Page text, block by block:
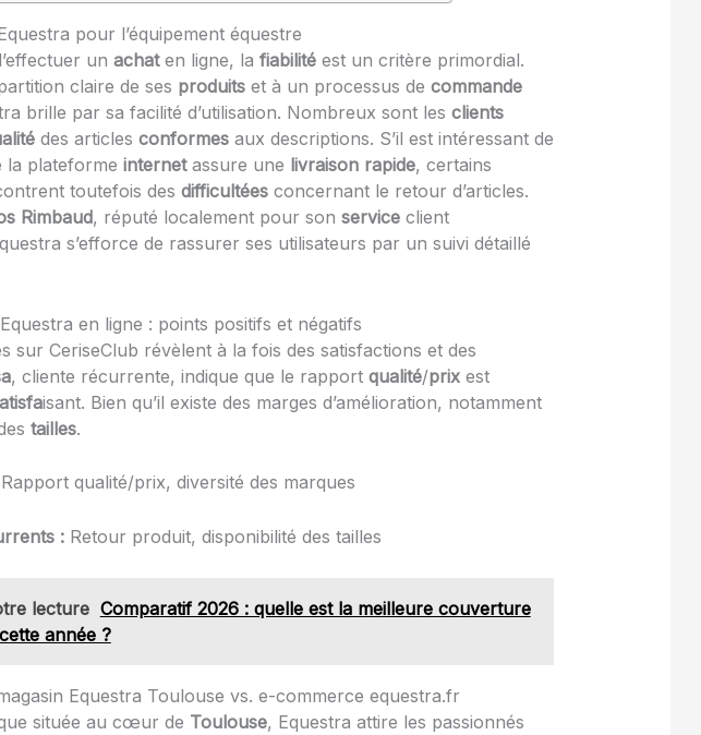
pour l’équipement équestre
un achaten ligne, la fiabilitéest un critère primordial.
claire de ses produitset à un processus de commande
brille par sa facilité d’utilisation. Nombreux sont les clients
des articles conformesaux descriptions. S’il est intéressant de
la plateforme internetassure une livraison rapide, certains
toutefois des difficultéesconcernant le retour d’articles.
Rimbaud, réputé localement pour son serviceclient
s’efforce de rassurer ses utilisateurs par un suivi détaillé
en ligne : points positifs et négatifs
sur CeriseClub révèlent à la fois des satisfactions et des
, cliente récurrente, indique que le rapport qualité/prixest
isant. Bien qu’il existe des marges d’amélioration, notamment
tailles.
qualité/prix, diversité des marques
:Retour produit, disponibilité des tailles
lecture Comparatif 2026 : quelle est la meilleure couverture
année ?
Equestra Toulouse vs. e-commerce equestra.fr
située au cœur de Toulouse, Equestra attire les passionnés